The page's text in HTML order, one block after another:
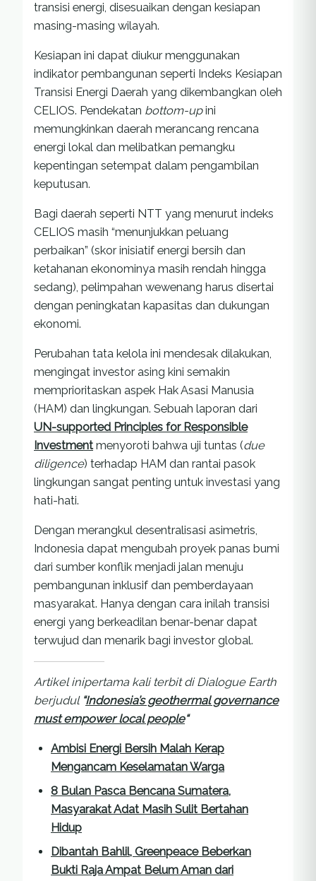
transisi energi, disesuaikan dengan kesiapan
masing-masing wilayah.
Kesiapan ini dapat diukur menggunakan
indikator pembangunan seperti Indeks Kesiapan
Transisi Energi Daerah yang dikembangkan oleh
CELIOS. Pendekatan bottom-upini
memungkinkan daerah merancang rencana
energi lokal dan melibatkan pemangku
kepentingan setempat dalam pengambilan
keputusan.
Bagi daerah seperti NTT yang menurut indeks
CELIOS masih “menunjukkan peluang
perbaikan” (skor inisiatif energi bersih dan
ketahanan ekonominya masih rendah hingga
sedang), pelimpahan wewenang harus disertai
dengan peningkatan kapasitas dan dukungan
ekonomi.
Perubahan tata kelola ini mendesak dilakukan,
mengingat investor asing kini semakin
memprioritaskan aspek Hak Asasi Manusia
(HAM) dan lingkungan. Sebuah laporan dari
UN-supported Principles for Responsible
Investmentmenyoroti bahwa uji tuntas (due
diligence) terhadap HAM dan rantai pasok
lingkungan sangat penting untuk investasi yang
hati-hati.
Dengan merangkul desentralisasi asimetris,
Indonesia dapat mengubah proyek panas bumi
dari sumber konflik menjadi jalan menuju
pembangunan inklusif dan pemberdayaan
masyarakat. Hanya dengan cara inilah transisi
energi yang berkeadilan benar-benar dapat
terwujud dan menarik bagi investor global.
Artikel inipertama kali terbit di Dialogue Earth
berjudul “Indonesia’s geothermal governance
must empower local people“
Ambisi Energi Bersih Malah Kerap
Mengancam Keselamatan Warga
8 Bulan Pasca Bencana Sumatera,
Masyarakat Adat Masih Sulit Bertahan
Hidup
Dibantah Bahlil, Greenpeace Beberkan
Bukti Raja Ampat Belum Aman dari